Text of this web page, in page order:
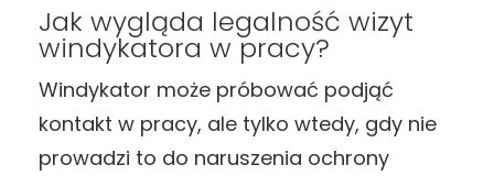
Jak wygląda legalność wizyt
windykatora w pracy?
Windykator może próbować podjąć
kontakt w pracy, ale tylko wtedy, gdy nie
prowadzi to do naruszenia ochrony